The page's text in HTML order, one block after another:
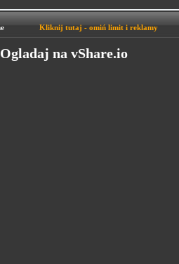
Kliknij tutaj - omiń limit i reklamy
Ogladaj na vShare.io